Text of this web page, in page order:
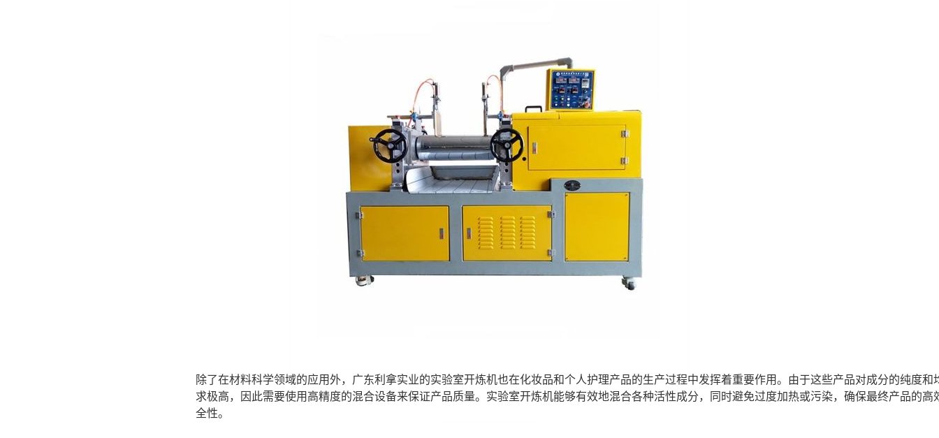
除了在材料科学领域的应用外，广东利拿实业的实验室开炼机也在化妆品和个人护理产品的生产过程中发挥着重要作用。由于这些产品对成分的纯度和
求极高，因此需要使用高精度的混合设备来保证产品质量。实验室开炼机能够有效地混合各种活性成分，同时避免过度加热或污染，确保最终产品的高
全性。